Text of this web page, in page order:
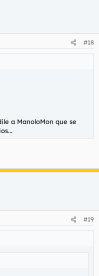
#18
a ManoloMon que se
#19